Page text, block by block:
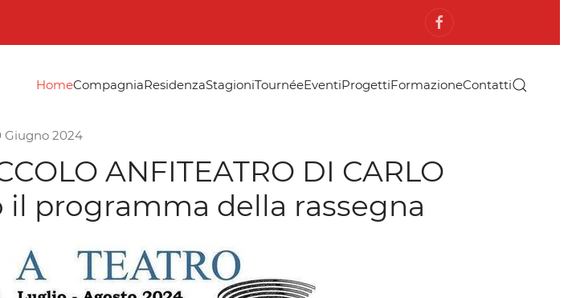
HomeCompagniaResidenzaStagioniTournéeEventiProgettiFormazioneContatti
Giugno 2024
ANFITEATRO DI CARLO
il programma della rassegna